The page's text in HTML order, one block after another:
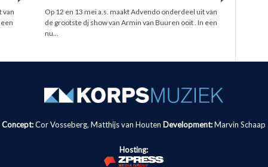
van
Op 12 en 13 mei a.s. maakt Advendo onderdeel uit van
de grootste dj show van Armin van Buuren ooit . In een
nu...
Concept:Cor Vosseberg, Matthijs van Houten Development:Marvin Schaap
Hosting: